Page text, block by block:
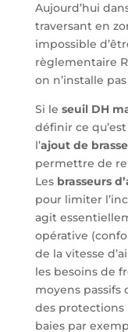
Aujourd’hui
traversant en
impossible
règlementaire
on n’installe
Si le seuil DH
définir ce
l’ajout de
permettre de
Les brasseurs
pour limiter
agit
opérative
de la vitesse
les besoins de
moyens
des protections
baies par